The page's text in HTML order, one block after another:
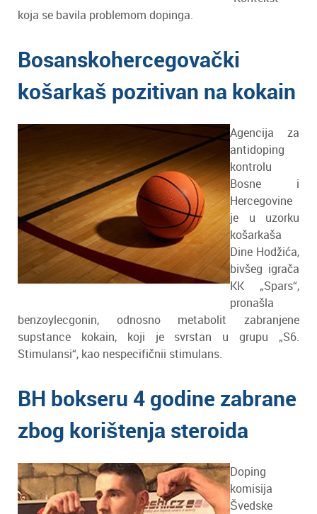
koja se bavila problemom dopinga.
Bosanskohercegovački
košarkaš pozitivan na kokain
Agencija za
antidoping
kontrolu
Bosne i
Hercegovine
je u uzorku
košarkaša
Dine Hodžića,
bivšeg igrača
KK „Spars“,
pronašla
benzoylecgonin, odnosno metabolit zabranjene
supstance kokain, koji je svrstan u grupu „S6.
Stimulansi“, kao nespecifičnii stimulans.
BH bokseru 4 godine zabrane
zbog korištenja steroida
Doping
komisija
Švedske